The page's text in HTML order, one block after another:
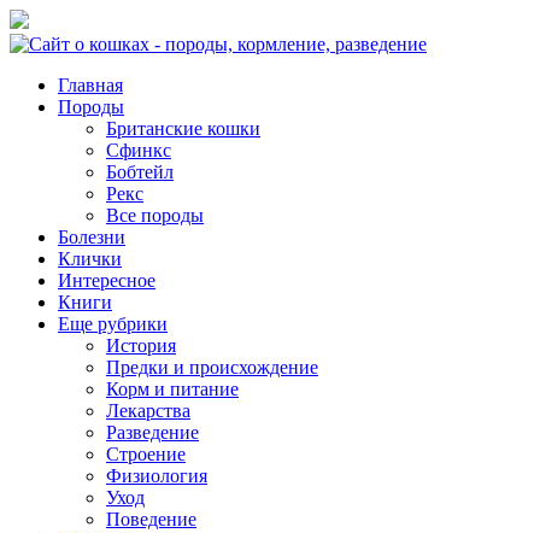
Главная
Породы
Британские кошки
Сфинкс
Бобтейл
Рекс
Все породы
Болезни
Клички
Интересное
Книги
Еще рубрики
История
Предки и происхождение
Корм и питание
Лекарства
Разведение
Строение
Физиология
Уход
Поведение